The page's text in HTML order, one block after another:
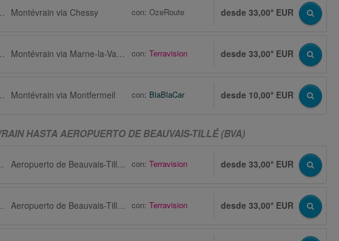
Tillé (BVA) Montévrain via Chessy con: OzeRoute desde 33,00* EUR
Tillé (BVA) Montévrain via Marne-la-Vallée con: Terravision desde 33,00* EUR
Tillé (BVA) Montévrain via Montfermeil con: BlaBlaCar desde 10,00* EUR
HASTA AEROPUERTO DE BEAUVAIS-TILLÉ (BVA)
la-Vallée Aeropuerto de Beauvais-Tillé (BVA) con: Terravision desde 33,00* EUR
la-Vallée Aeropuerto de Beauvais-Tillé (BVA) con: Terravision desde 33,00* EUR